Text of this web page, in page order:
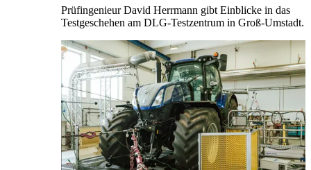
Prüfingenieur David Herrmann gibt Einblicke in das
Testgeschehen am DLG-Testzentrum in Groß-Umstadt.